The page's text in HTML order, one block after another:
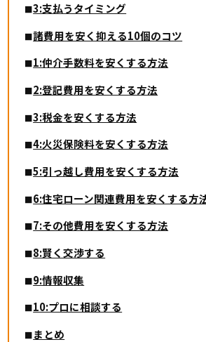
3:支払うタイミング
諸費用を安く抑える10個のコツ
1:仲介手数料を安くする方法
2:登記費用を安くする方法
3:税金を安くする方法
4:火災保険料を安くする方法
5:引っ越し費用を安くする方法
6:住宅ローン関連費用を安くする方
7:その他費用を安くする方法
8:賢く交渉する
9:情報収集
10:プロに相談する
まとめ